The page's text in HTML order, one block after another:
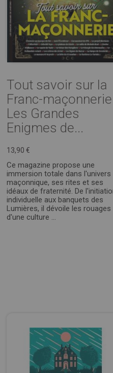
Tout savoir sur la
Franc-
Les Grandes
Enigmes de...
13,90 €
Ce magazine propose une
immersion totale dans l'univers
maçonnique, ses rites et ses
idéaux de fraternité. De
individuelle aux banquets des
Lumières, il dévoile les rouages
d'une culture ...